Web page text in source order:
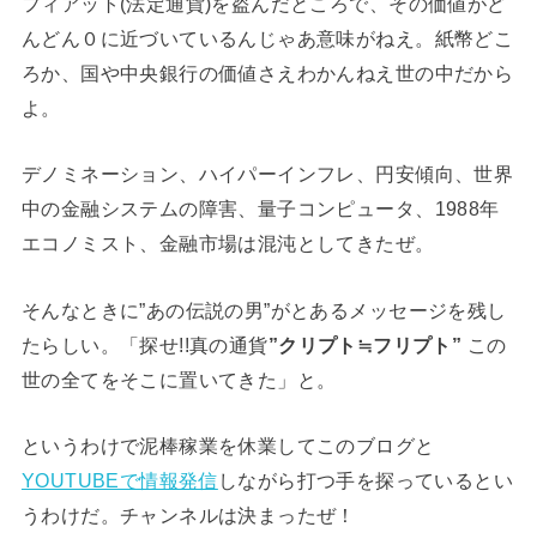
んどん０に近づいているんじゃあ意味がねえ。紙幣どこ
ろか、国や中央銀行の価値さえわかんねえ世の中だから
よ。
デノミネーション、ハイパーインフレ、円安傾向、世界
中の金融システムの障害、量子コンピュータ、1988年
エコノミスト、金融市場は混沌としてきたぜ。
そんなときに”あの伝説の男”がとあるメッセージを残し
たらしい。「探せ!!真の通貨”クリプト≒フリプト” この
世の全てをそこに置いてきた」と。
というわけで泥棒稼業を休業してこのブログと
YOUTUBEで情報発信 しながら打つ手を探っているとい
うわけだ。チャンネルは決まったぜ！